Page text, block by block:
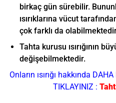
birkaç gün sürebilir.
ısırıklarına vücut
çok farklı da
Tahta kurusu ısırığının
değişebilmektedir.
Onların ısırığı hakkında
TIKLAYINIZ :